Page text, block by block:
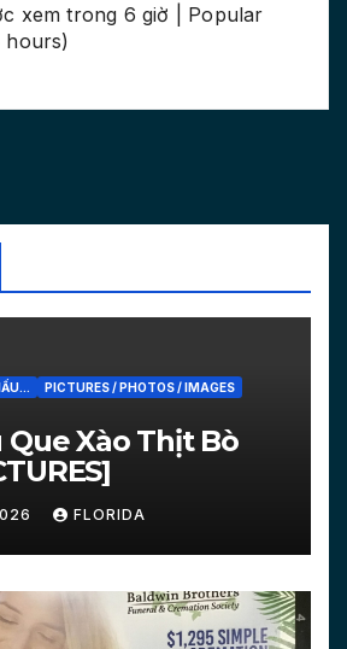
xem trong 6 giờ | Popular
hours)
PICTURES / PHOTOS / IMAGES
Xào Thịt Bò
FLORIDA